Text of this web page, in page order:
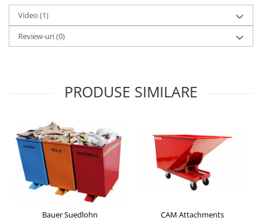
Video (1)
Review-uri(0)
PRODUSE SIMILARE
Bauer Suedlohn CAM Attachments